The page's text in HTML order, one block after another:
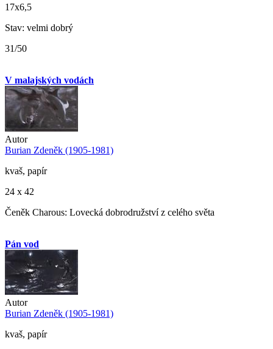
17x6,5
Stav: velmi dobrý
31/50
V malajských vodách
Autor
Burian Zdeněk (1905-1981)
kvaš, papír
24 x 42
Čeněk Charous: Lovecká dobrodružství z celého světa
Pán vod
Autor
Burian Zdeněk (1905-1981)
kvaš, papír